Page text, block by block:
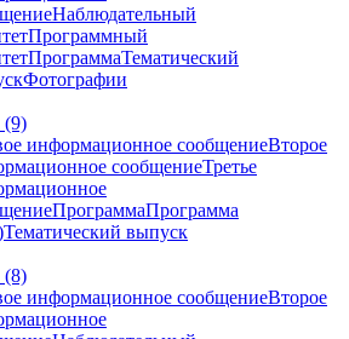
Наблюдательный
Программный
ПрограммаТематический
Фотографии
(9)
информационное сообщениеВторое
сообщениеТретье
ПрограммаПрограмма
Тематический выпуск
(8)
информационное сообщениеВторое